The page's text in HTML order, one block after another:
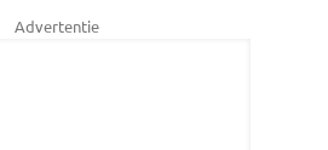
Advertentie